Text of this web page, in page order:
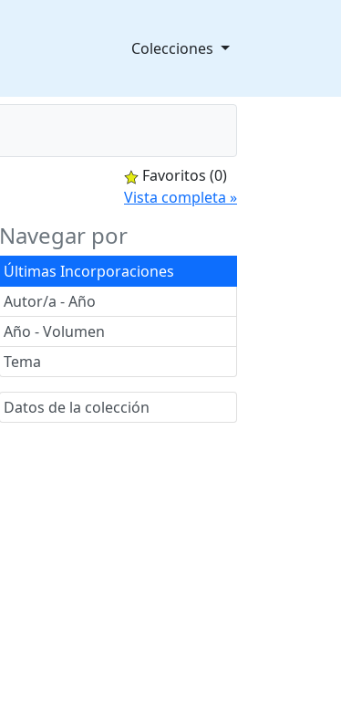
Colecciones
Favoritos (0)
Vista completa »
Navegar por
Últimas Incorporaciones
Autor/a - Año
Año - Volumen
Tema
Datos de la colección